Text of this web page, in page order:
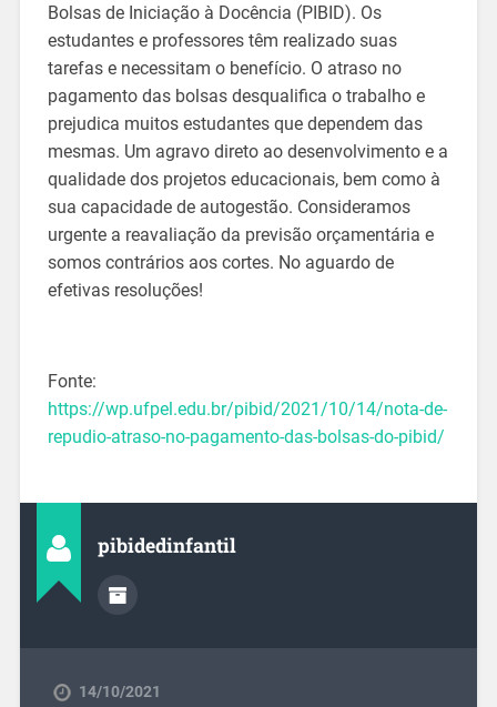
Bolsas de Iniciação à Docência (PIBID). Os
estudantes e professores têm realizado suas
tarefas e necessitam o benefício. O atraso no
pagamento das bolsas desqualifica o trabalho e
prejudica muitos estudantes que dependem das
mesmas. Um agravo direto ao desenvolvimento e a
qualidade dos projetos educacionais, bem como à
sua capacidade de autogestão. Consideramos
urgente a reavaliação da previsão orçamentária e
somos contrários aos cortes. No aguardo de
efetivas resoluções!
Fonte:
https://wp.ufpel.edu.br/pibid/2021/10/14/nota-de-
repudio-atraso-no-pagamento-das-bolsas-do-pibid/
pibidedinfantil
14/10/2021